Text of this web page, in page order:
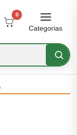
0
Categorias